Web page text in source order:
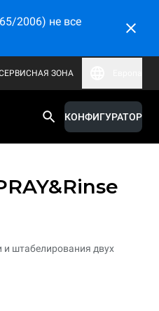
2006) не все
ЗОНА
КОНФИГУРАТОР
и штабелирования двух